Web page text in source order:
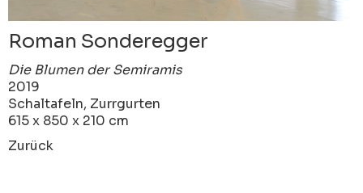
Roman Sonderegger
Die Blumen der Semiramis
2019
Schaltafeln, Zurrgurten
615 x 850 x 210 cm
Zurück